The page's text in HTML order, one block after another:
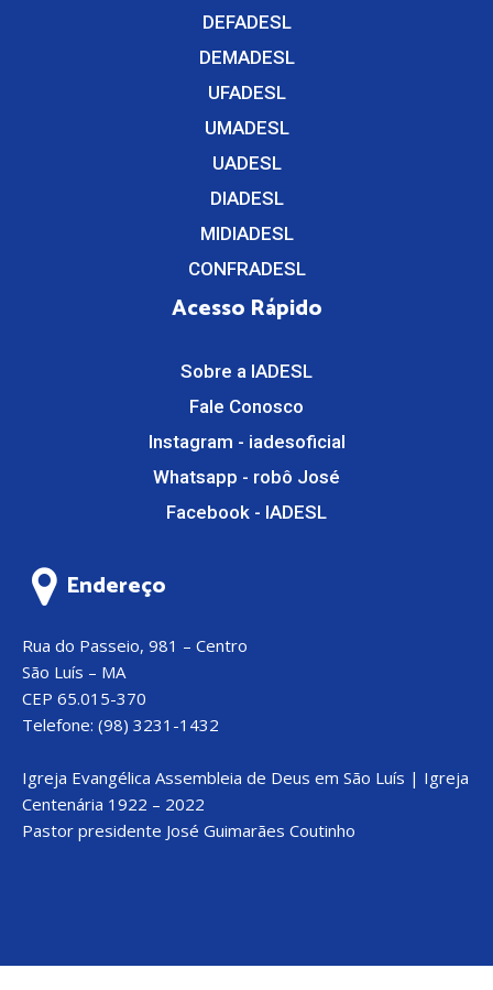
DEFADESL
DEMADESL
UFADESL
UMADESL
UADESL
DIADESL
MIDIADESL
CONFRADESL
Acesso Rápido
Sobre a IADESL
Fale Conosco
Instagram - iadesoficial
Whatsapp - robô José
Facebook - IADESL
Endereço
Rua do Passeio, 981 – Centro
São Luís – MA
CEP 65.015-370
Telefone: (98) 3231-1432
Igreja Evangélica Assembleia de Deus em São Luís | Igreja
Centenária 1922 – 2022
Pastor presidente José Guimarães Coutinho